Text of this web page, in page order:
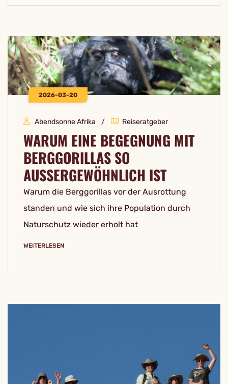
2026-03-20
Abendsonne Afrika Reiseratgeber
WARUM EINE BEGEGNUNG MIT
BERGGORILLAS SO
AUSSERGEWÖHNLICH IST
Warum die Berggorillas vor der Ausrottung
standen und wie sich ihre Population durch
Naturschutz wieder erholt hat
WEITERLESEN